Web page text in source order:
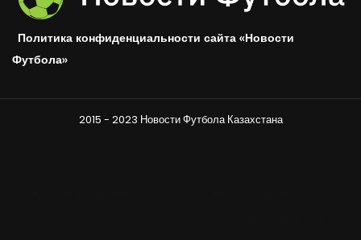
Политика конфиденциальности сайта «Новости
Футбола»
2015 - 2023 Новости Футбола Казахстана